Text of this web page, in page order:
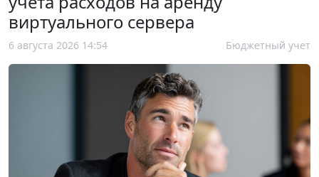
виртуального сервера
6 августа 2026 14:54 Бюджетный учет